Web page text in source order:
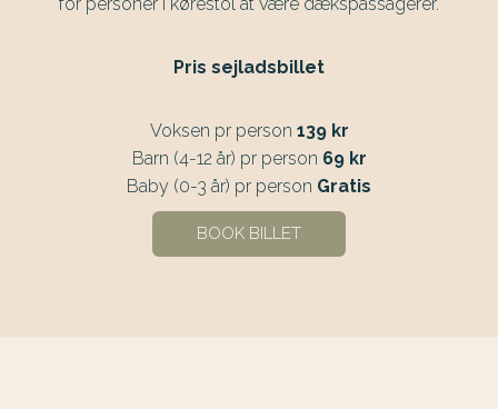
Pris sejladsbillet
Voksen pr person 139 kr
Barn (4-12 år) pr person 69 kr
Baby (0-3 år) pr person Gratis
BOOK BILLET